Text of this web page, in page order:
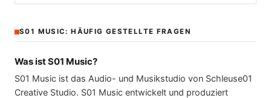
S01 MUSIC: HÄUFIG GESTELLTE FRAGEN
Was ist S01 Music?
S01 Music ist das Audio- und Musikstudio von Schleuse01
Creative Studio. S01 Music entwickelt und produziert